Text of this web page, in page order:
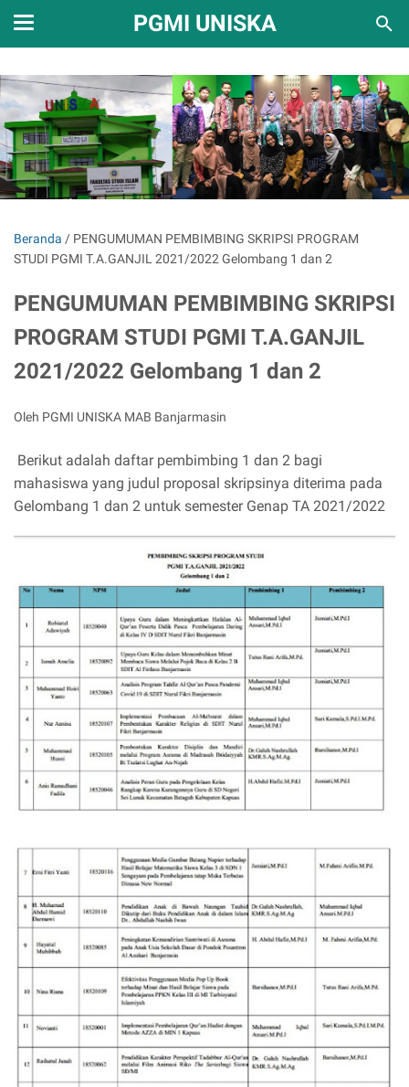
PGMI UNISKA
Beranda / PENGUMUMAN PEMBIMBING SKRIPSI PROGRAM
STUDI PGMI T.A.GANJIL 2021/2022 Gelombang 1 dan 2
PENGUMUMAN PEMBIMBING SKRIPSI
PROGRAM STUDI PGMI T.A.GANJIL
2021/2022 Gelombang 1 dan 2
Oleh PGMI UNISKA MAB Banjarmasin
Berikut adalah daftar pembimbing 1 dan 2 bagi
mahasiswa yang judul proposal skripsinya diterima pada
Gelombang 1 dan 2 untuk semester Genap TA 2021/2022